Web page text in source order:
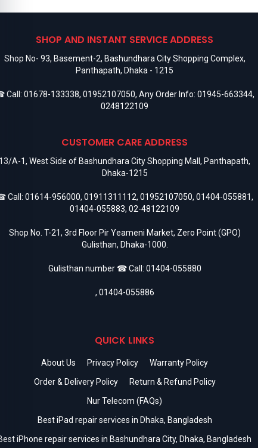
SHOP AND INSTANT SERVICE ADDRESS
Shop No- 93, Basement-2, Bashundhara City Shopping Complex,
Panthapath, Dhaka - 1215
Call: 01678-133338, 01952107050, Any Order Info: 01945-663344,
0248122109
CUSTOMER CARE ADDRESS
A-1, West Side of Bashundhara City Shopping Mall, Panthapath,
Dhaka-1215
Call: 01614-956000, 01911311112, 01952107050, 01404-055881,
01404-055883, 02-48122109
Shop No. T-21, 3rd Floor Pir Yeameni Market, Zero Point (GPO)
Gulisthan, Dhaka-1000.
Gulisthan number ☎ Call: 01404-055880
, 01404-055886
QUICK LINKS
About Us Privacy Policy
Warranty Policy
Order & Delivery Policy
Return & Refund Policy
Nur Telecom (FAQs)
Best iPad repair services in Dhaka, Bangladesh
iPhone repair services in Bashundhara City, Dhaka, Bangladesh